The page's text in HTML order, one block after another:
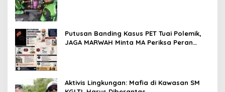
Putusan Banding Kasus PET Tuai Polemik,
JAGA MARWAH Minta MA Periksa Peran
Aktivis Lingkungan: Mafia di Kawasan SM